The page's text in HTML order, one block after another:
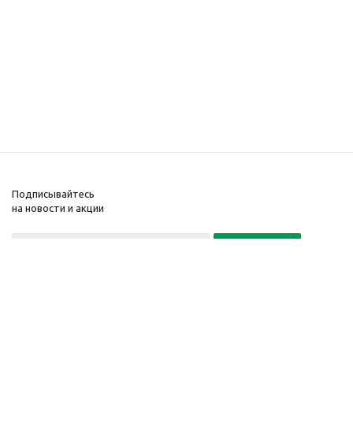
Подписывайтесь
на новости и акции